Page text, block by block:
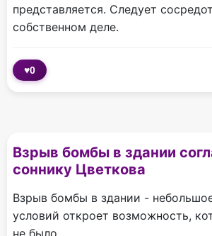
представляется. Следует
собственном деле.
♥0
Взрыв бомбы в здании
соннику Цветкова
Взрыв бомбы в здании -
условий откроет возможность,